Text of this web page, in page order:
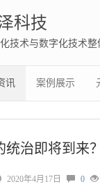
科技
技术与数字化技术整
讯 案例展示
统治即将到来
2020年4月17日 0